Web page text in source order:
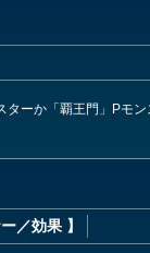
ーか「覇王門」Pモ
／効果 】